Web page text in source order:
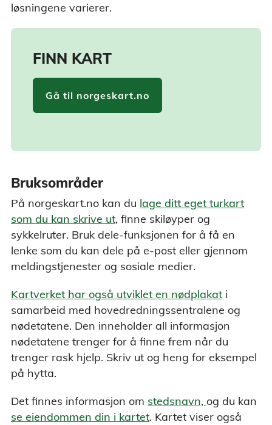
løsningene varierer.
FINN KART
Gå til norgeskart.no
Bruksområder
På norgeskart.no kan du lage ditt eget turkart
som du kan skrive ut, finne skiløyper og
sykkelruter. Bruk dele-funksjonen for å få en
lenke som du kan dele på e-post eller gjennom
meldingstjenester og sosiale medier.
Kartverket har også utviklet en nødplakat i
samarbeid med hovedredningssentralene og
nødetatene. Den inneholder all informasjon
nødetatene trenger for å finne frem når du
trenger rask hjelp. Skriv ut og heng for eksempel
på hytta.
Det finnes informasjon om stedsnavn, og du kan
se eiendommen din i kartet. Kartet viser også